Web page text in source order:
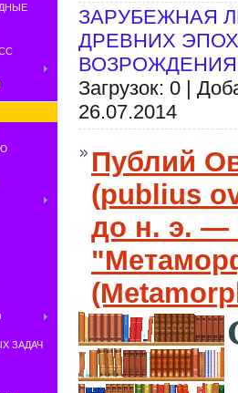
ЗАДАЧ
ЗАРУБЕЖНАЯ
ДРЕВНИХ
ВОЗРОЖДЕНИЯ
Загрузок: 0 |
26.07.2014
Публий
(publius
до н. э. —